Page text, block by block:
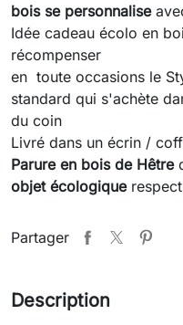
bois se personnalise
Idée cadeau écolo en
récompenser
en toute occasions le
standard qui s'achète
du coin
Livré dans un écrin /
Parure en bois de Hêtre
objet écologique
Partager
Description